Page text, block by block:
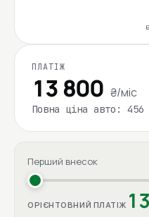
ПЛАТІЖ
13 800 ₴/міс
Повна ціна авто: 456
Перший внесок
ОРІЄНТОВНИЙ ПЛАТІЖ